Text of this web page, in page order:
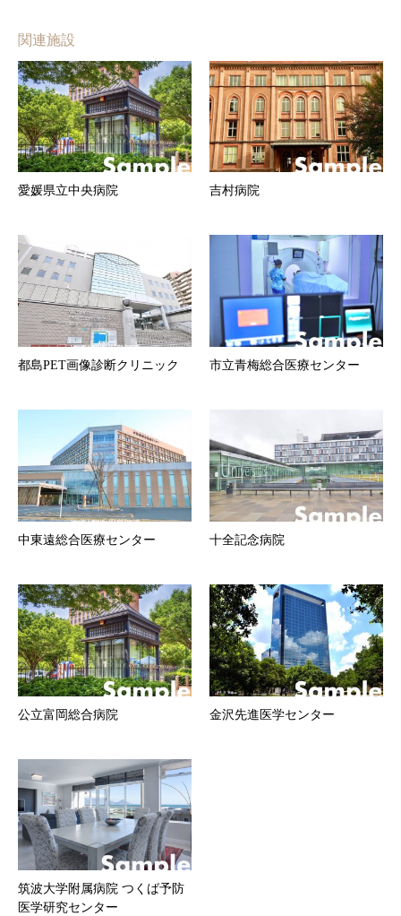
関連施設
愛媛県立中央病院 吉村病院
都島PET画像診断クリニック 市立青梅総合医療センター
中東遠総合医療センター 十全記念病院
公立富岡総合病院 金沢先進医学センター
筑波大学附属病院 つくば予防
医学研究センター